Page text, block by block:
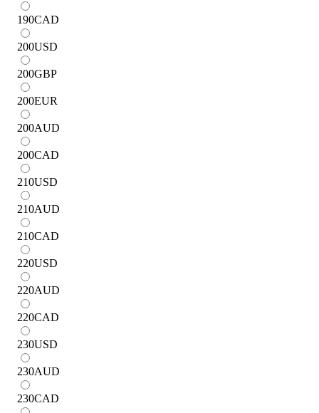
190CAD
200USD
200GBP
200EUR
200AUD
200CAD
210USD
210AUD
210CAD
220USD
220AUD
220CAD
230USD
230AUD
230CAD